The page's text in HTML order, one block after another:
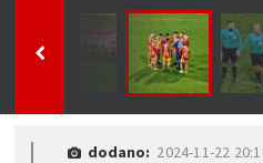
dodano: 2024-11-22